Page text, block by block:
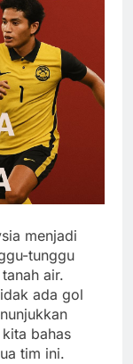
menjadi
tunggu
air.
ada gol
bahas
tim ini.